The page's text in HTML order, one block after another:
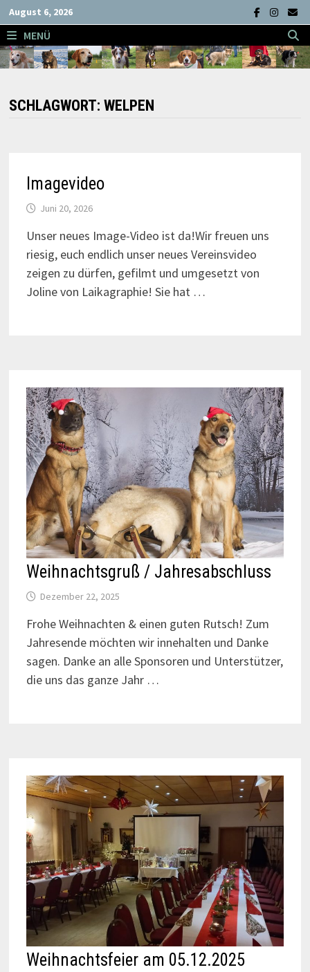
Zum
Inhalt
springen
August 6, 2026
MENÜ
SCHLAGWORT: WELPEN
Imagevideo
Juni 20, 2026
Unser neues Image-Video ist da!Wir freuen uns
riesig, euch endlich unser neues Vereinsvideo
zeigen zu dürfen, gefilmt und umgesetzt von
Joline von Laikagraphie! Sie hat …
Weihnachtsgruß / Jahresabschluss
Dezember 22, 2025
Frohe Weihnachten & einen guten Rutsch! Zum
Jahresende möchten wir innehalten und Danke
sagen. Danke an alle Sponsoren und Unterstützer,
die uns das ganze Jahr …
Weihnachtsfeier am 05.12.2025